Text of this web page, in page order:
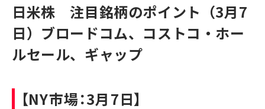
日米株 注目銘柄のポイント（3月7
日）ブロードコム、コストコ・ホー
ルセール、ギャップ
【NY市場：3月7日】